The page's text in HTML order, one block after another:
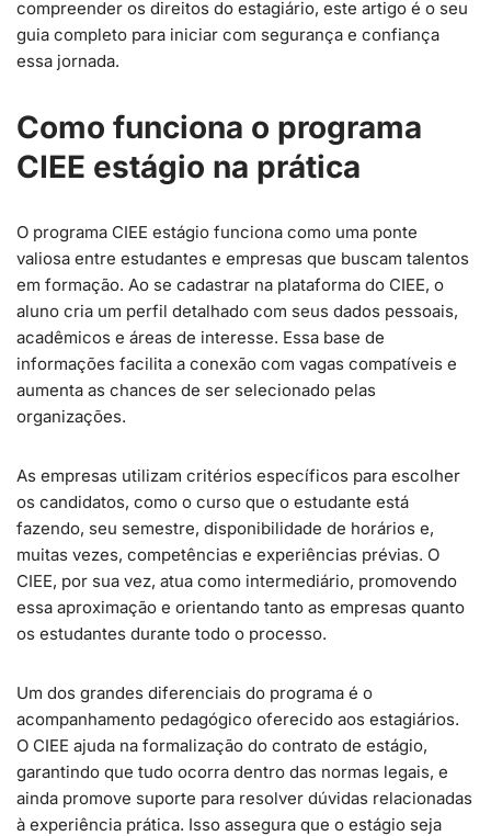
compreender os direitos do estagiário, este artigo é o seu
guia completo para iniciar com segurança e confiança
essa jornada.
Como funciona o programa
CIEE estágio na prática
O programa CIEE estágio funciona como uma ponte
valiosa entre estudantes e empresas que buscam talentos
em formação. Ao se cadastrar na plataforma do CIEE, o
aluno cria um perfil detalhado com seus dados pessoais,
acadêmicos e áreas de interesse. Essa base de
informações facilita a conexão com vagas compatíveis e
aumenta as chances de ser selecionado pelas
organizações.
As empresas utilizam critérios específicos para escolher
os candidatos, como o curso que o estudante está
fazendo, seu semestre, disponibilidade de horários e,
muitas vezes, competências e experiências prévias. O
CIEE, por sua vez, atua como intermediário, promovendo
essa aproximação e orientando tanto as empresas quanto
os estudantes durante todo o processo.
Um dos grandes diferenciais do programa é o
acompanhamento pedagógico oferecido aos estagiários.
O CIEE ajuda na formalização do contrato de estágio,
garantindo que tudo ocorra dentro das normas legais, e
ainda promove suporte para resolver dúvidas relacionadas
à experiência prática. Isso assegura que o estágio seja